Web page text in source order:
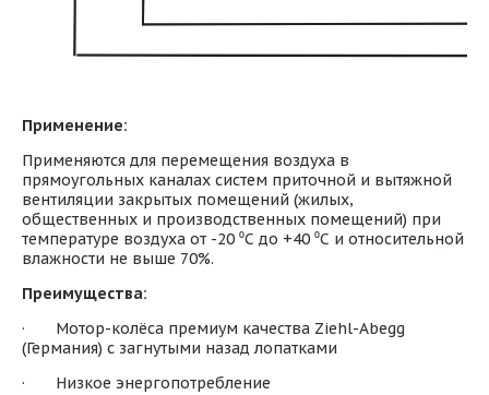
Применение:
Применяются для перемещения воздуха в
прямоугольных каналах систем приточной и вытяжной
вентиляции закрытых помещений (жилых,
общественных и производственных помещений) при
температуре воздуха от -20 ⁰С до +40 ⁰С и относительной
влажности не выше 70%.
Преимущества:
· Мотор-колёса премиум качества Ziehl-Abegg
(Германия) с загнутыми назад лопатками
· Низкое энергопотребление